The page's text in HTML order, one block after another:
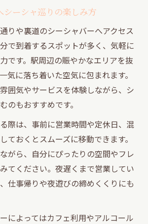
シーシャ巡りの楽しみ方
りや裏道のシーシャバーへアクセス
で到着するスポットが多く、気軽に
です。駅周辺の賑やかなエリアを抜
気に落ち着いた空気に包まれます。
囲気やサービスを体験しながら、シ
のもおすすめです。
際は、事前に営業時間や定休日、混
ておくとスムーズに移動できます。
がら、自分にぴったりの空間やフレ
てください。夜遅くまで営業してい
仕事帰りや夜遊びの締めくくりにも
によってはカフェ利用やアルコール